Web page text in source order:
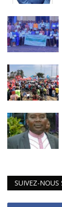
SUIVEZ-NOUS